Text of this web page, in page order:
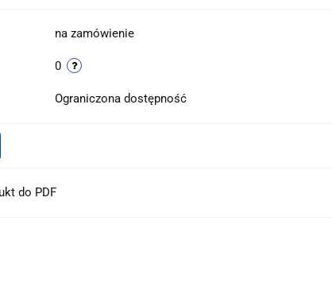
na zamówienie
0
Ograniczona dostępność
do PDF